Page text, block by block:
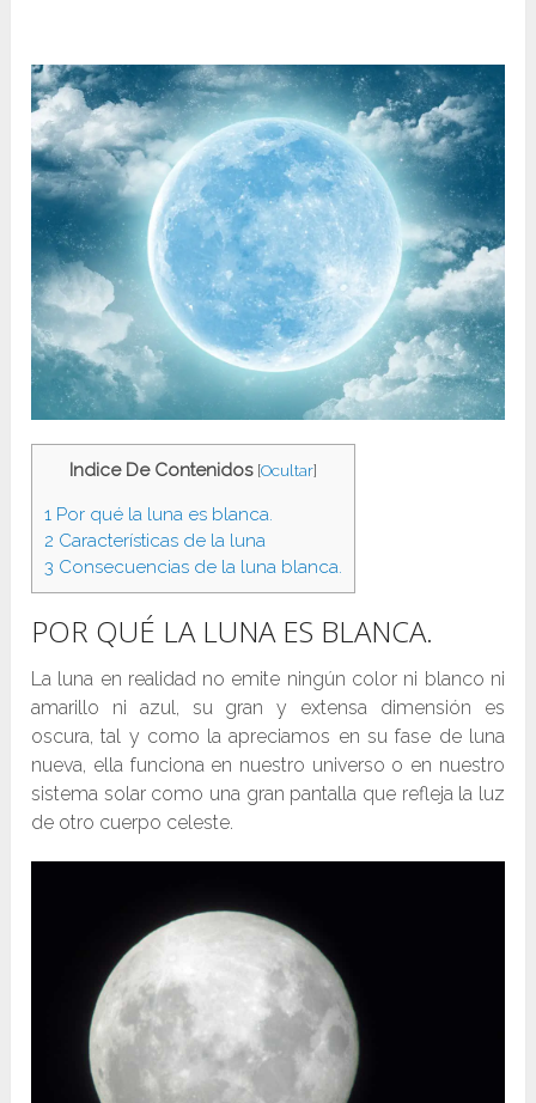
Indice De Contenidos [Ocultar]
1 Por qué la luna es blanca.
2 Características de la luna
3 Consecuencias de la luna blanca.
POR QUÉ LA LUNA ES BLANCA.
La luna en realidad no emite ningún color ni blanco ni
amarillo ni azul, su gran y extensa dimensión es
oscura, tal y como la apreciamos en su fase de luna
nueva, ella funciona en nuestro universo o en nuestro
sistema solar como una gran pantalla que refleja la luz
de otro cuerpo celeste.